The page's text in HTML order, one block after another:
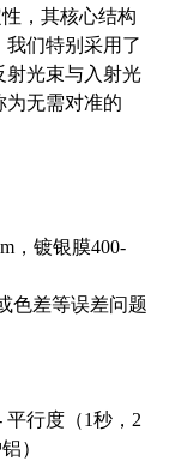
，其核心结构
们特别采用了
射光束与入射光
为无需对准的
，镀银膜400-
差等误差问题
平行度（1秒， 2
）